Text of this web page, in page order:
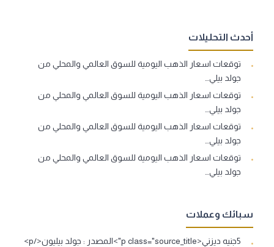
أحدث التحليلات
توقعات اسعار الذهب اليومية للسوق العالمي والمحلي من
جولد بيلي…
توقعات اسعار الذهب اليومية للسوق العالمي والمحلي من
جولد بيلي…
توقعات اسعار الذهب اليومية للسوق العالمي والمحلي من
جولد بيلي…
توقعات اسعار الذهب اليومية للسوق العالمي والمحلي من
جولد بيلي…
سبائك وعملات
5جنيه ديزني<p class="source_title">المصدر : جولد بيليون</p>